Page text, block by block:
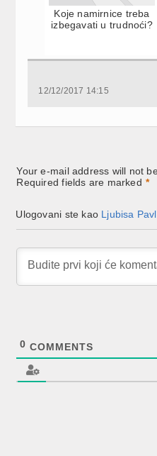
Koje namirnice treba
izbegavati u trudnoći?
12/12/2017 14:15
Your e-mail address will not
Required fields are marked *
Ulogovani ste kao Ljubisa
0 COMMENTS